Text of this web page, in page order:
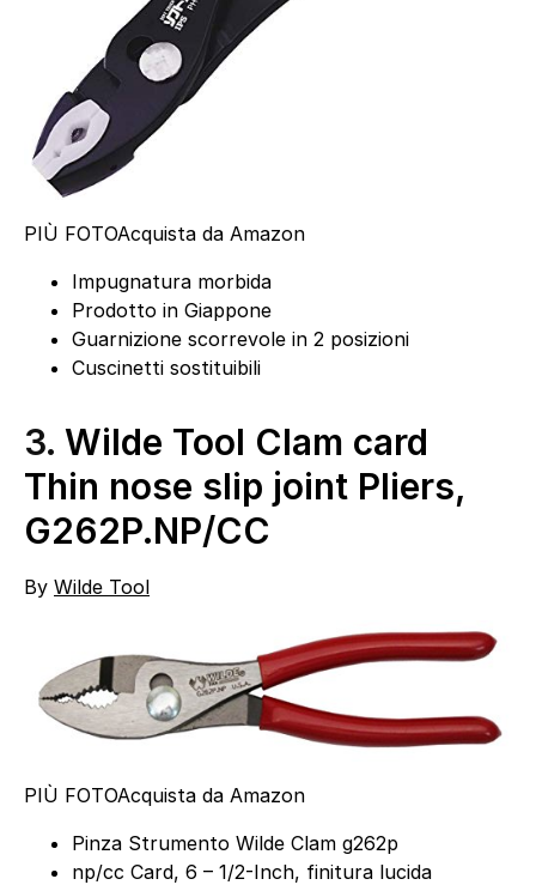
PIÙ FOTOAcquista da Amazon
Impugnatura morbida
Prodotto in Giappone
Guarnizione scorrevole in 2 posizioni
Cuscinetti sostituibili
3. Wilde Tool Clam card
Thin nose slip joint Pliers,
G262P.NP/CC
By Wilde Tool
PIÙ FOTOAcquista da Amazon
Pinza Strumento Wilde Clam g262p
np/cc Card, 6 – 1/2-Inch, finitura lucida